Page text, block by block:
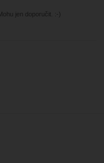
jen doporučit. :-)